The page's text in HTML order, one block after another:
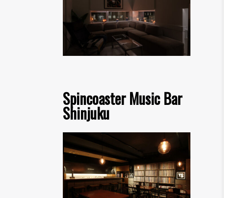
Spincoaster Music Bar
Shinjuku